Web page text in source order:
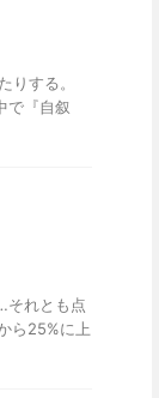
りする。
で『自叙
それとも点
ら25%に上